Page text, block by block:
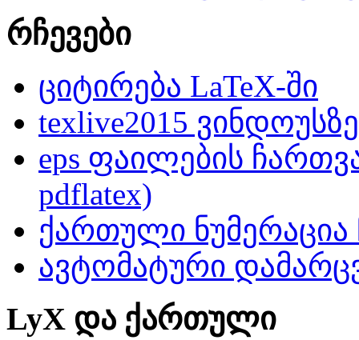
რჩევები
ციტირება LaTeX-ში
texlive2015 ვინდოუსზე
eps ფაილების
pdflatex)
ქართული
ავტომატური
LyX და ქართული